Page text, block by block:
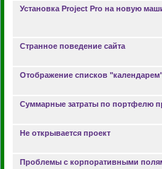
Установка Project Pro на новую
Странное поведение сайта
Отображение списков
Суммарные затраты по портфелю
Не открывается проект
Проблемы с корпоративными